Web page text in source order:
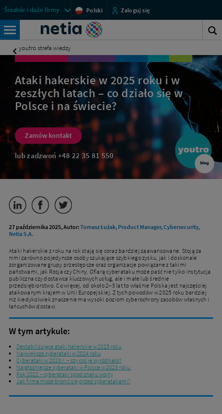
Ataki
hakerskie
w
Polsce
i
świecie
Menu
przestrzeni
klienckich
Średnie i duże firmy Polski Zaloguj się
Netia
BDI
-
Internet
symetryczny
(łącze
symetryczne)
dla
firm
Wyszukiwarka
youtro strefa wiedzy
Ataki hakerskie w 2025 roku i w
zeszłych latach – co działo się w
Polsce i na świecie?
Zamów kontakt
lub zadzwoń +48 22 35 81 550
27 października 2025, Autor:Tomasz Łużak, Product Manager, Cybersecurity,
Netia S.A.
Ataki hakerskie z roku na rok stają się coraz bardziej zaawansowane. Stoją za
nimi zarówno pojedyncze osoby szukające szybkiego zysku, jak i doskonale
zorganizowane grupy przestępcze oraz organizacje powiązane z takimi
państwami, jak Rosja czy Chiny. Ofiarą cyberataku może paść nie tylko instytucja
publiczna czy dostawca kluczowych usług, ale i małe lub średnie
przedsiębiorstwo. Co więcej, od około 2–3 lat to właśnie Polska jest najczęściej
atakowanym krajem w Unii Europejskiej. Z tych powodów w 2025 roku bardziej
niż kiedykolwiek znaczenie ma wysoki poziom cyberochrony zasobów własnych i
łańcuchów dostaw.
W tym artykule:
Destabilizujące ataki hakerskie w 2025 roku
Największe cyberataki w 2024 roku
Cyberataki w 2023 r. – czy coś je wyróżniało?
Najgłośniejsze cyberataki w Polsce w 2023 roku.
Rok 2022 – cyberataki spod znaku wojny
Jak firma może bronić się przed cyberatakami?